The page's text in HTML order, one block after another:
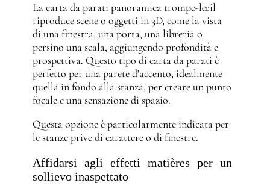
La carta da parati panoramica trompe-lœil
riproduce scene o oggetti in 3D, come la vista
di una finestra, una porta, una libreria o
persino una scala, aggiungendo profondità e
prospettiva. Questo tipo di carta da parati è
perfetto per una parete d'accento, idealmente
quella in fondo alla stanza, per creare un punto
focale e una sensazione di spazio.
Questa opzione è particolarmente indicata per
le stanze prive di carattere o di finestre.
Affidarsi agli effetti matières per un
sollievo inaspettato